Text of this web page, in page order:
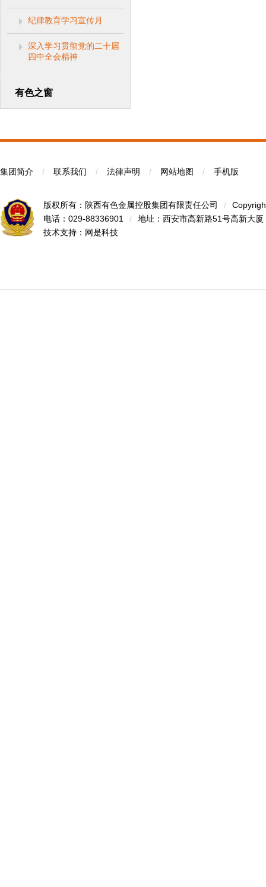
纪律教育学习宣传月
深入学习贯彻党的二十届
四中全会精神
有色之窗
集团简介 / 联系我们 / 法律声明 / 网站地图 / 手机版
版权所有：陕西有色金属控股集团有限责任公司 /
电话：029-88336901
/
地址：西安市高新路51号高新大厦
技术支持： 网是科技